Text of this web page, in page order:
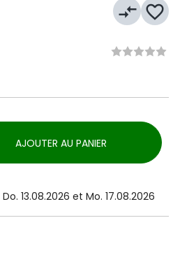
compare_arrows favorite_border
AJOUTER AU PANIER
13.08.2026 et Mo. 17.08.2026